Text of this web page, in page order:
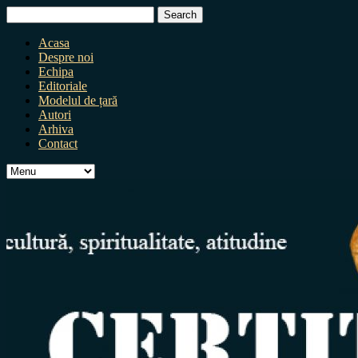
for:
Acasa
Despre noi
Echipa
Editoriale
Modelul de țară
Autori
Arhiva
Contact